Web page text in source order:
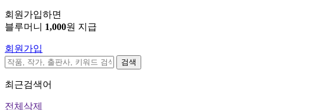
회원가입하면
블루머니 1,000원 지급
회원가입
검색
최근검색어
전체삭제